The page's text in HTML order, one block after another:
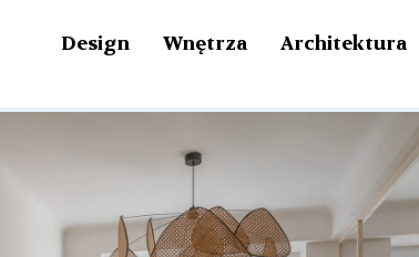
Design Wnętrza Architektura